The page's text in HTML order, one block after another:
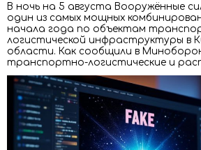
В ночь на 5 августа Вооружённые
один из самых мощных
начала года по объектам
логистической инфраструктуры в
области. Как сообщили в
транспортно-логистические и